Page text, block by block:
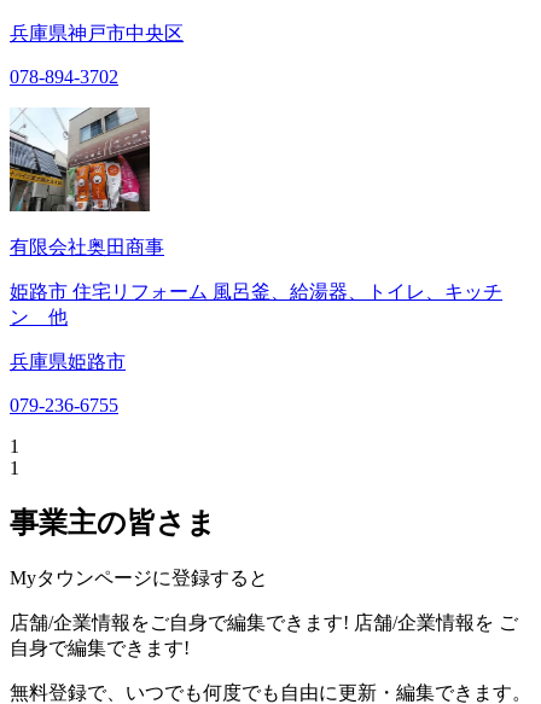
兵庫県神戸市中央区
078-894-3702
有限会社奥田商事
姫路市 住宅リフォーム 風呂釜、給湯器、トイレ、キッチ
ン 他
兵庫県姫路市
079-236-6755
1
1
事業主の皆さま
Myタウンページに登録すると
店舗/企業情報をご自身で編集できます! 店舗/企業情報を ご
自身で編集できます!
無料登録で、いつでも何度でも自由に更新・編集できます。